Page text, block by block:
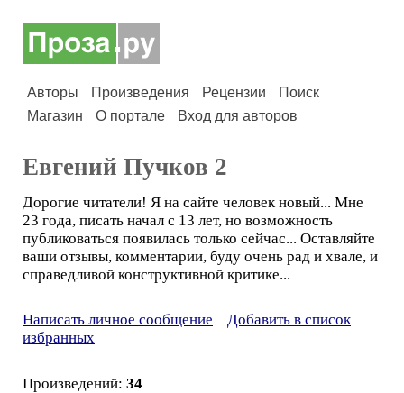
Авторы Произведения Рецензии
Поиск
Магазин
О портале Вход для авторов
Евгений Пучков 2
Дорогие читатели! Я на сайте человек новый... Мне
23 года, писать начал с 13 лет, но возможность
публиковаться появилась только сейчас... Оставляйте
ваши отзывы, комментарии, буду очень рад и хвале, и
справедливой конструктивной критике...
Написать личное сообщение
Добавить в список
избранных
Произведений: 34